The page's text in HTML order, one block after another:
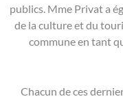
publics. Mme Privat a
de la culture et du
commune en tant
Chacun de ces